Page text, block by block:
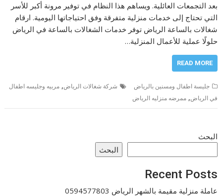
بعد التجمعات العائلية. ويساهم هذا النظام في توفير مرونة أكبر للأسر
التي تحتاج إلى خدمات منزلية متفرقة وفق احتياجاتها اليومية. ارقام
شغالات بالساعة الرياض توفر خدمات الشغالات بالساعة في الرياض
حلولًا عملية للأعمال المنزلية…
READ MORE
جليسة اطفال ومسنين بالرياض شركة شغالات الرياض,مربيه وجليسه اطفال
في الرياض,ممرضه منزليه الرياض
البحث
البحث
Recent Posts
عاملة منزلية مقيمة بالشهر الرياض 0594577803